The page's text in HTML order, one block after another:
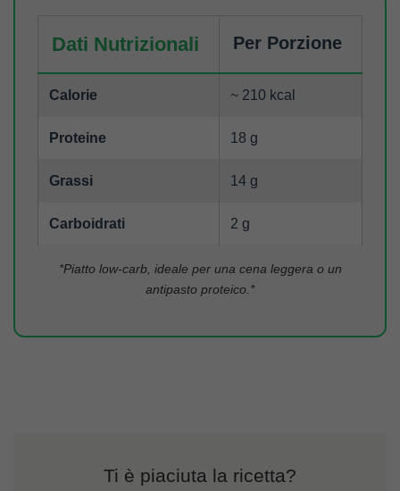
Dati Nutrizionali Per Porzione
Calorie ~ 210 kcal
Proteine 18 g
Grassi 14 g
Carboidrati 2 g
*Piatto low-carb, ideale per una cena leggera o un
antipasto proteico.*
Ti è piaciuta la ricetta?